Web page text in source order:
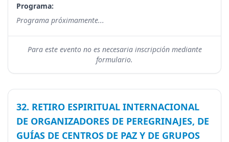
Programa:
Programa próximamente...
Para este evento no es necesaria inscripción mediante
formulario.
32. RETIRO ESPIRITUAL INTERNACIONAL
DE ORGANIZADORES DE PEREGRINAJES, DE
GUÍAS DE CENTROS DE PAZ Y DE GRUPOS